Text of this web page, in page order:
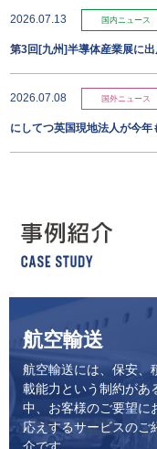
2026.07.13 国内ニュース
第3回[九州]半導体産業展に
2026.07.08 国外ニュース
にしてつ英国現地法人が今
航空輸送
航空輸送には、保安、
載能力という制約があ
中、お客様のご要望に
応えするサービスのご
介です。